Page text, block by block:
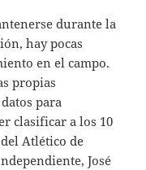
durante la
hay pocas
en el campo.
propias
para
clasificar a los 10
Atlético de
José